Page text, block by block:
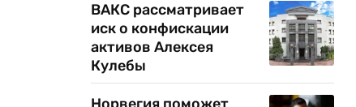
ВАКС рассматривает
иск о конфискации
активов Алексея
Кулебы